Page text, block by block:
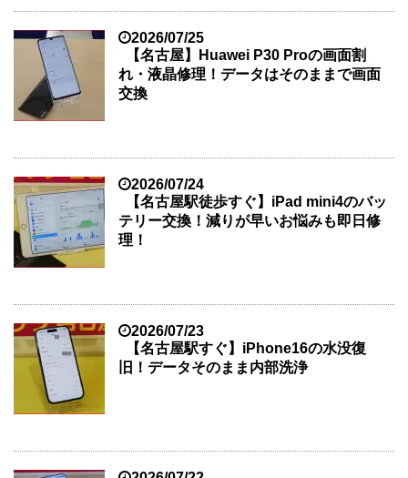
2026/07/25
【名古屋】Huawei P30 Proの画面割
れ・液晶修理！データはそのままで画面
交換
2026/07/24
【名古屋駅徒歩すぐ】iPad mini4のバッ
テリー交換！減りが早いお悩みも即日修
理！
2026/07/23
【名古屋駅すぐ】iPhone16の水没復
旧！データそのまま内部洗浄